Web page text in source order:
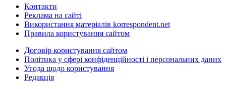
Контакти
Реклама на сайті
Використання матеріалів korrespondent.net
Правила користування сайтом
Договір користування сайтом
Політика у сфері конфіденційності і персональних даних
Угода щодо користування
Редакція